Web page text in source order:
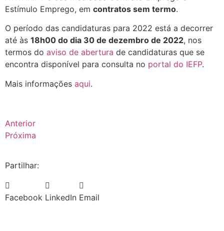
Estímulo Emprego, em contratos sem termo.
O período das candidaturas para 2022 está a decorrer
até às 18h00 do dia 30 de dezembro de 2022, nos
termos do aviso de abertura de candidaturas que se
encontra disponível para consulta no portal do IEFP.
Mais informações aqui.
Anterior
Próxima
Partilhar:
Facebook LinkedIn Email